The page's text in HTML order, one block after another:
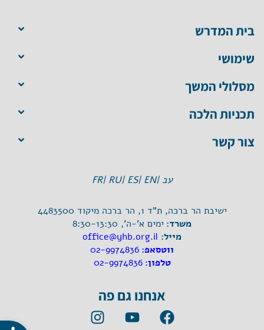
בית המדרש
שימושי
מסלולי המשך
תכניות הלכה
צור קשר
עב |EN |
ES |
RU |
FR
ישיבת הר ברכה, ת"ד 1, הר ברכה מיקוד 4483500
משרד: ימים א'-ה', 8:30-13:30
מייל: office@yhb.org.il
ווטסאפ: 02-9974836
טלפון:02-9974836
אנחנו גם פה